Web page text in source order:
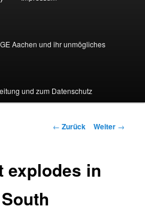
Aachen und ihr unmögliches
und zum Datenschutz
Beitragsnavigation
← Zurück Weiter →
explodes in